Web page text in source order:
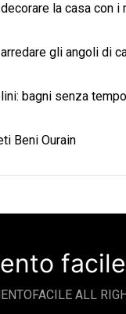
la casa con i
gli angoli di
bagni senza tempo
Beni Ourain
facile
ALL